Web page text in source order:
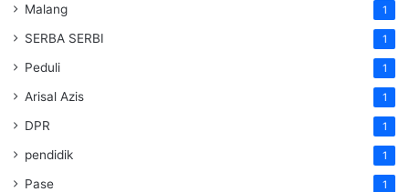
Malang 1
SERBA SERBI 1
Peduli 1
Arisal Azis 1
DPR 1
pendidik 1
Pase 1